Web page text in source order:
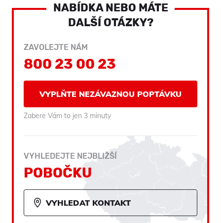
NABÍDKA NEBO MÁTE
DALŠÍ OTÁZKY?
ZAVOLEJTE NÁM
800 23 00 23
VYPLŇTE NEZÁVAZNOU POPTÁVKU
Zabere Vám to jen 3 minuty
VYHLEDEJTE NEJBLIŽŠÍ
POBOČKU
VYHLEDAT KONTAKT